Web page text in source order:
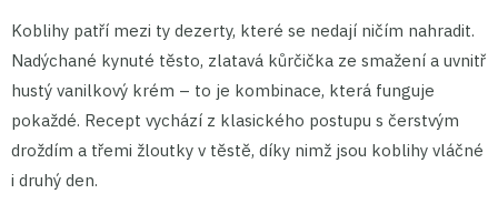
Koblihy patří mezi ty dezerty, které se nedají ničím nahradit.
Nadýchané kynuté těsto, zlatavá kůrčička ze smažení a uvnitř
hustý vanilkový krém – to je kombinace, která funguje
pokaždé. Recept vychází z klasického postupu s čerstvým
droždím a třemi žloutky v těstě, díky nimž jsou koblihy vláčné
i druhý den.